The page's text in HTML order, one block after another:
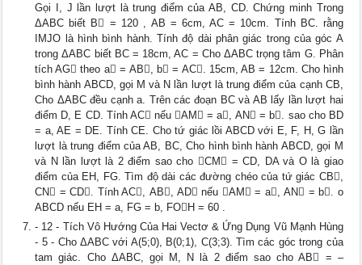
Gọi I, J lần lượt là trung điểm của AB, CD. Chứng minh Trong
ΔABC biết B = 120 , AB = 6cm, AC = 10cm. Tính BC. rằng
IMJO là hình bình hành. Tính độ dài phân giác trong của góc A
trong ΔABC biết BC = 18cm, AC = Cho ΔABC trọng tâm G. Phân
tích AG theo a = AB, b = AC. 15cm, AB = 12cm. Cho hình
bình hành ABCD, gọi M và N lần lượt là trung điểm của cạnh CB,
Cho ΔABC đều cạnh a. Trên các đoạn BC và AB lấy lần lượt hai
điểm D, E CD. Tính AC nếu AM = a, AN = b. sao cho BD
= a, AE = DE. Tính CE. Cho tứ giác lồi ABCD với E, F, H, G lần
lượt là trung điểm của AB, BC, Cho hình bình hành ABCD, gọi M
và N lần lượt là 2 điểm sao cho CM = CD, DA và O là giao
điểm của EH, FG. Tìm độ dài các đường chéo của tứ giác CB,
CN = CD. Tính AC, AB, AD nếu AM = a, AN = b. o
ABCD nếu EH = a, FG = b, FOH = 60 .
- 12 - Tích Vô Hướng Của Hai Vectơ & Ứng Dụng Vũ Mạnh Hùng
- 5 - Cho ΔABC với A(5;0), B(0;1), C(3;3). Tìm các góc trong của
tam giác. Cho ΔABC, gọi M, N là 2 điểm sao cho AB = –